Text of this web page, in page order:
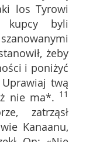
los Tyrowi
kupcy byli
żeby
i poniżyć
Uprawiaj twą
nie ma*. 11
zatrząsł
Kanaanu,